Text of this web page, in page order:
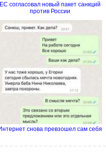
ЕС согласовал новый пакет санкций
против России
снова превзошел сам себя